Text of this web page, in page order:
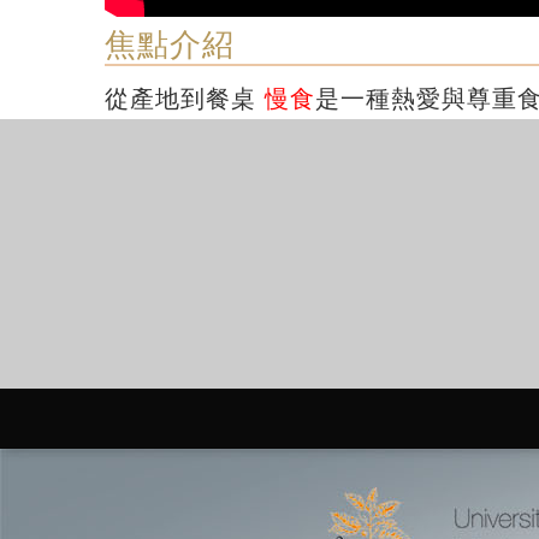
焦點介紹
從產地到餐桌慢食是一種熱愛與尊重